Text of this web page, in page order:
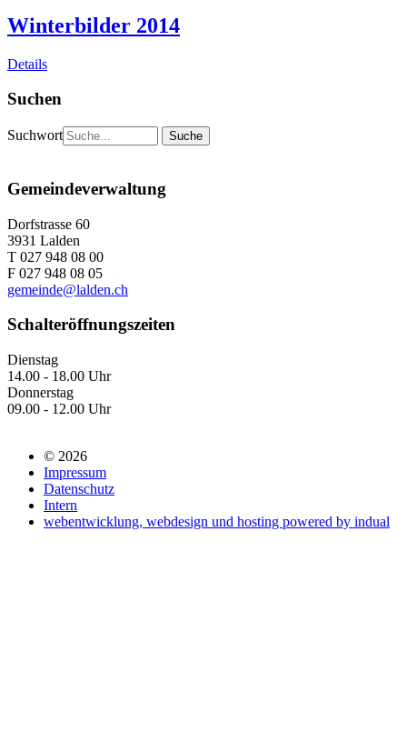
Winterbilder 2014
Details
Suchen
Suchwort
Gemeindeverwaltung
Dorfstrasse 60
3931 Lalden
T 027 948 08 00
F 027 948 08 05
gemeinde@lalden.ch
Schalteröffnungszeiten
Dienstag
14.00 - 18.00 Uhr
Donnerstag
09.00 - 12.00 Uhr
© 2026
Impressum
Datenschutz
Intern
webentwicklung, webdesign und hosting powered by indual